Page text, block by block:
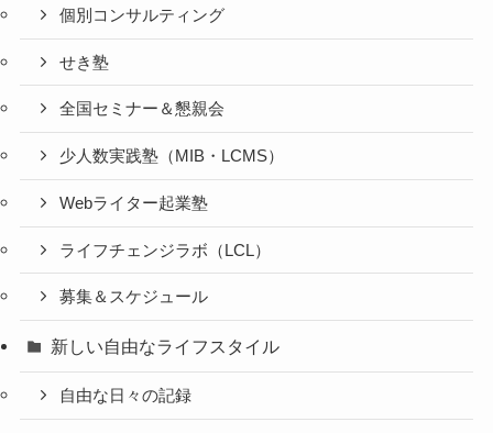
個別コンサルティング
せき塾
全国セミナー＆懇親会
少人数実践塾（MIB・LCMS）
Webライター起業塾
ライフチェンジラボ（LCL）
募集＆スケジュール
新しい自由なライフスタイル
自由な日々の記録